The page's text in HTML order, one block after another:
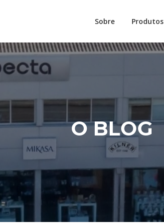
Sobre Produtos
O BLOG